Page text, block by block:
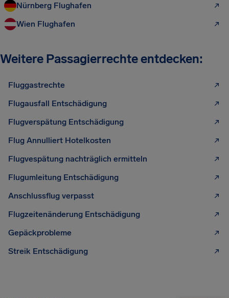
Nürnberg Flughafen
Wien Flughafen
Weitere Passagierrechte entdecken:
Fluggastrechte
Flugausfall Entschädigung
Flugverspätung Entschädigung
Flug Annulliert Hotelkosten
Flugvespätung nachträglich ermitteln
Flugumleitung Entschädigung
Anschlussflug verpasst
Flugzeitenänderung Entschädigung
Gepäckprobleme
Streik Entschädigung